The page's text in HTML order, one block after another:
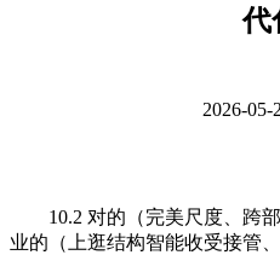
代
2026-05-
10.2 对的（完美尺度、跨部
业的（上逛结构智能收受接管